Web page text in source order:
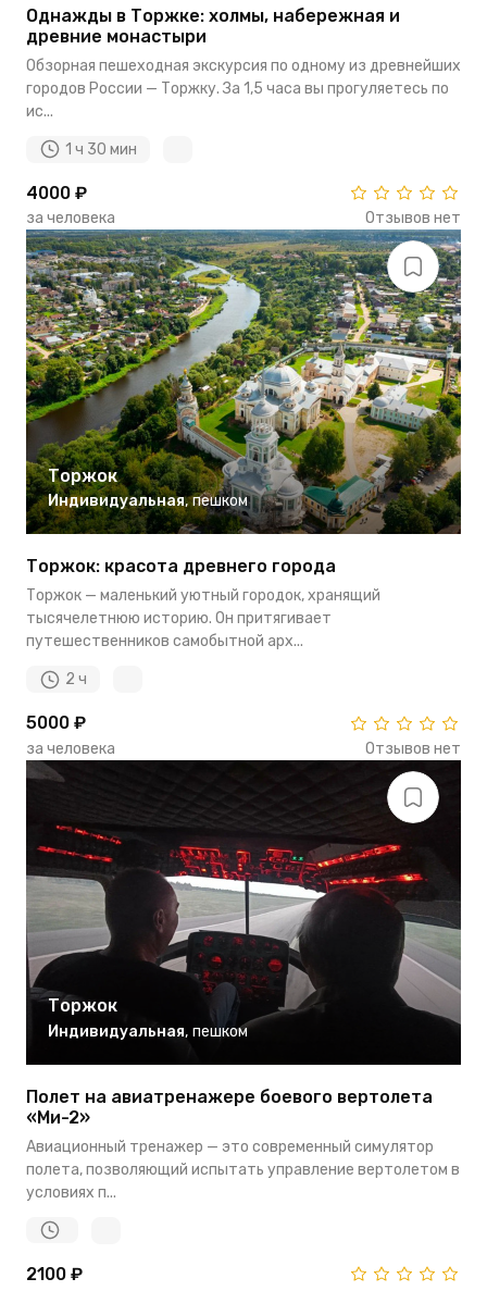
Однажды в Торжке: холмы, набережная и
древние монастыри
Обзорная пешеходная экскурсия по одному из древнейших
городов России — Торжку. За 1,5 часа вы прогуляетесь по
ис...
1 ч 30 мин
4000 ₽
за человека Отзывов нет
Торжок
Индивидуальная, пешком
Торжок: красота древнего города
Торжок — маленький уютный городок, хранящий
тысячелетнюю историю. Он притягивает
путешественников самобытной арх...
2 ч
5000 ₽
за человека Отзывов нет
Торжок
Индивидуальная, пешком
Полет на авиатренажере боевого вертолета
«Ми-2»
Авиационный тренажер — это современный симулятор
полета, позволяющий испытать управление вертолетом в
условиях п...
2100 ₽